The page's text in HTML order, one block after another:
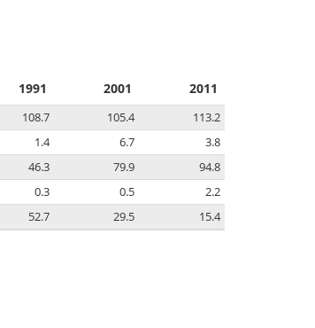
1991 2001 2011
108.7 105.4
113.2
1.4 6.7
3.8
46.3 79.9
94.8
0.3 0.5
2.2
52.7 29.5 15.4